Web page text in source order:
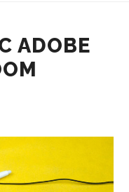
ADOBE